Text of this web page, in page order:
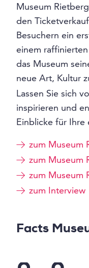
Museum
den
Besuchern ein
einem
das Museum
neue Art, Kultur
Lassen Sie sich
inspirieren und
Einblicke für Ihre
zum Museum
zum Museum
zum Museum
zum Interview
Facts